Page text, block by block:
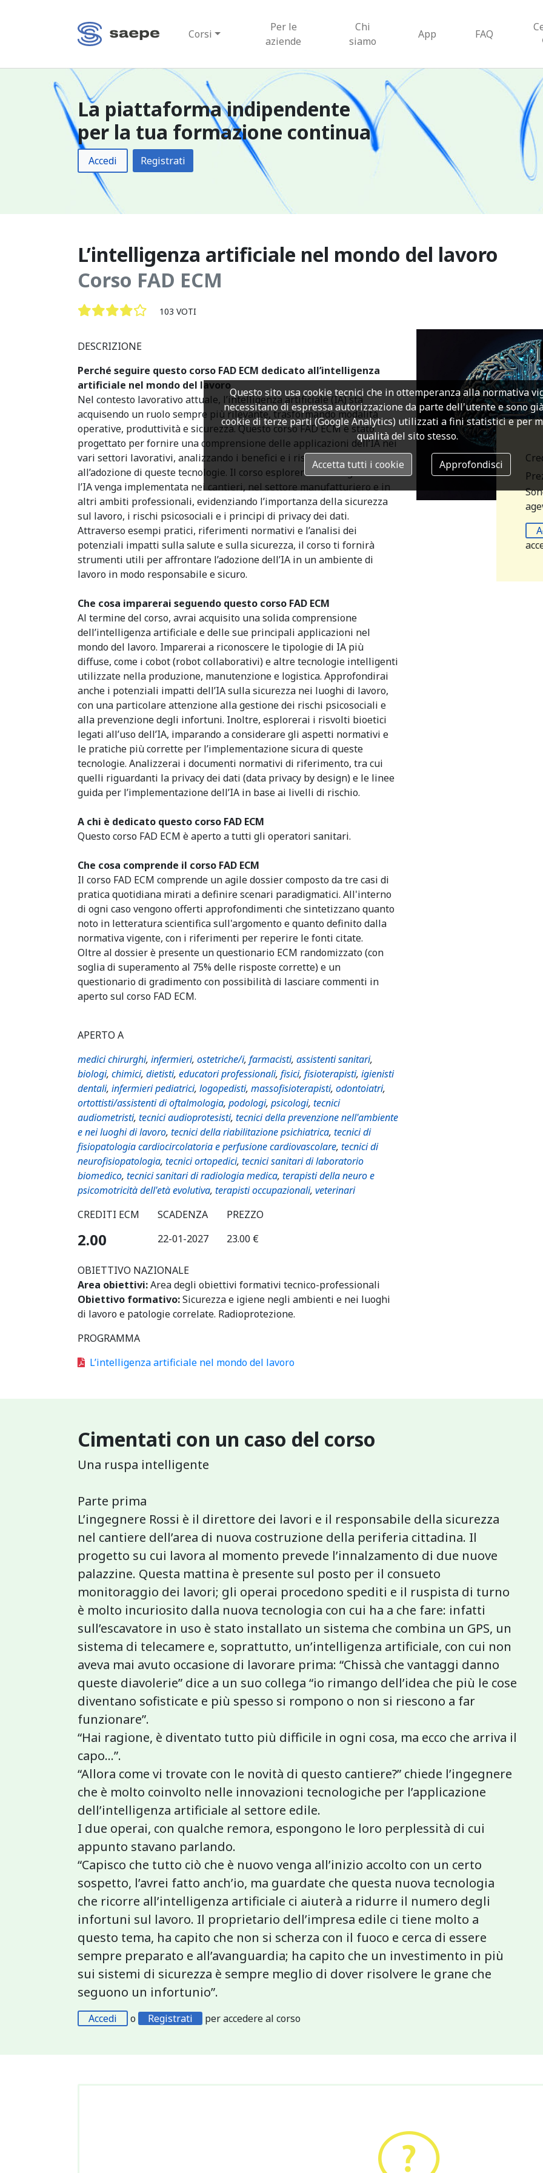
Corsi
Per le
aziende
Chi
siamo
App FAQ
La piattaforma indipendente
per la tua formazione continua
Accedi Registrati
L’intelligenza artificiale nel mondo del lavoro
Corso FAD ECM
103 VOTI
DESCRIZIONE
Perché seguire questo corso FAD ECM dedicato all’intelligenza
artificiale nel mondo del lavoro
Nel contesto lavorativo attuale, l’intelligenza artificiale (IA) sta
acquisendo un ruolo sempre più rilevante, trasformando modalità
operative, produttività e sicurezza. Questo corso FAD ECM è stato
progettato per fornire una comprensione delle applicazioni dell’IA nei
vari settori lavorativi, analizzando i benefici e i rischi associati
all’adozione di queste tecnologie. Il corso esplorerà in dettaglio come
l’IA venga implementata nei cantieri, nel settore manufatturiero e in
altri ambiti professionali, evidenziando l’importanza della sicurezza
sul lavoro, i rischi psicosociali e i principi di privacy dei dati.
Attraverso esempi pratici, riferimenti normativi e l’analisi dei
potenziali impatti sulla salute e sulla sicurezza, il corso ti fornirà
strumenti utili per affrontare l’adozione dell’IA in un ambiente di
lavoro in modo responsabile e sicuro.
Che cosa imparerai seguendo questo corso FAD ECM
Al termine del corso, avrai acquisito una solida comprensione
dell’intelligenza artificiale e delle sue principali applicazioni nel
mondo del lavoro. Imparerai a riconoscere le tipologie di IA più
diffuse, come i cobot (robot collaborativi) e altre tecnologie intelligenti
utilizzate nella produzione, manutenzione e logistica. Approfondirai
anche i potenziali impatti dell’IA sulla sicurezza nei luoghi di lavoro,
con una particolare attenzione alla gestione dei rischi psicosociali e
alla prevenzione degli infortuni. Inoltre, esplorerai i risvolti bioetici
legati all’uso dell’IA, imparando a considerare gli aspetti normativi e
le pratiche più corrette per l’implementazione sicura di queste
tecnologie. Analizzerai i documenti normativi di riferimento, tra cui
quelli riguardanti la privacy dei dati (data privacy by design) e le linee
guida per l’implementazione dell’IA in base ai livelli di rischio.
A chi è dedicato questo corso FAD ECM
Questo corso FAD ECM è aperto a tutti gli operatori sanitari.
Che cosa comprende il corso FAD ECM
Il corso FAD ECM comprende un agile dossier composto da tre casi di
pratica quotidiana mirati a definire scenari paradigmatici. All'interno
di ogni caso vengono offerti approfondimenti che sintetizzano quanto
noto in letteratura scientifica sull'argomento e quanto definito dalla
normativa vigente, con i riferimenti per reperire le fonti citate.
Oltre al dossier è presente un questionario ECM randomizzato (con
soglia di superamento al 75% delle risposte corrette) e un
questionario di gradimento con possibilità di lasciare commenti in
aperto sul corso FAD ECM.
APERTO A
medici chirurghi, infermieri, ostetriche/i, farmacisti, assistenti sanitari,
biologi, chimici, dietisti, educatori professionali, fisici, fisioterapisti, igienisti
dentali, infermieri pediatrici, logopedisti, massofisioterapisti, odontoiatri,
ortottisti/assistenti di oftalmologia, podologi, psicologi, tecnici
audiometristi, tecnici audioprotesisti, tecnici della prevenzione nell'ambiente
e nei luoghi di lavoro, tecnici della riabilitazione psichiatrica, tecnici di
fisiopatologia cardiocircolatoria e perfusione cardiovascolare, tecnici di
neurofisiopatologia, tecnici ortopedici, tecnici sanitari di laboratorio
biomedico, tecnici sanitari di radiologia medica, terapisti della neuro e
psicomotricità dell'età evolutiva, terapisti occupazionali, veterinari
CREDITI ECM
2.00
SCADENZA
22-01-2027
PREZZO
23.00 €
OBIETTIVO NAZIONALE
Area obiettivi:Area degli obiettivi formativi tecnico-professionali
Obiettivo formativo:Sicurezza e igiene negli ambienti e nei luoghi
di lavoro e patologie correlate. Radioprotezione.
PROGRAMMA
L’intelligenza artificiale nel mondo del lavoro
Cimentati con un caso del corso
Una ruspa intelligente
Parte prima
L’ingegnere Rossi è il direttore dei lavori e il responsabile della sicurezza
nel cantiere dell’area di nuova costruzione della periferia cittadina. Il
progetto su cui lavora al momento prevede l’innalzamento di due nuove
palazzine. Questa mattina è presente sul posto per il consueto
monitoraggio dei lavori; gli operai procedono spediti e il ruspista di turno
è molto incuriosito dalla nuova tecnologia con cui ha a che fare: infatti
sull’escavatore in uso è stato installato un sistema che combina un GPS, un
sistema di telecamere e, soprattutto, un’intelligenza artificiale, con cui non
aveva mai avuto occasione di lavorare prima: “Chissà che vantaggi danno
queste diavolerie” dice a un suo collega “io rimango dell’idea che più le cose
diventano sofisticate e più spesso si rompono o non si riescono a far
funzionare”.
“Hai ragione, è diventato tutto più difficile in ogni cosa, ma ecco che arriva il
capo...”.
“Allora come vi trovate con le novità di questo cantiere?” chiede l’ingegnere
che è molto coinvolto nelle innovazioni tecnologiche per l’applicazione
dell’intelligenza artificiale al settore edile.
I due operai, con qualche remora, espongono le loro perplessità di cui
appunto stavano parlando.
“Capisco che tutto ciò che è nuovo venga all’inizio accolto con un certo
sospetto, l’avrei fatto anch’io, ma guardate che questa nuova tecnologia
che ricorre all’intelligenza artificiale ci aiuterà a ridurre il numero degli
infortuni sul lavoro. Il proprietario dell’impresa edile ci tiene molto a
questo tema, ha capito che non si scherza con il fuoco e cerca di essere
sempre preparato e all’avanguardia; ha capito che un investimento in più
sui sistemi di sicurezza è sempre meglio di dover risolvere le grane che
seguono un infortunio”.
Accedi o Registrati per accedere al corso
Questo sito usa cookie tecnici che in ottemperanza alla normativa
necessitano di espressa autorizzazione da parte dell'utente e sono
cookie di terze parti (Google Analytics) utilizzati a fini statistici e per
qualità del sito stesso.
Accetta tutti i cookie Approfondisci